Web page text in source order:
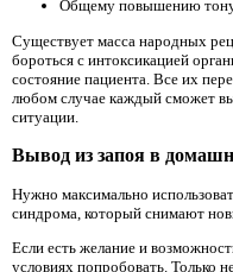
Общему повышению
Существует масса народных
бороться с интоксикацией
состояние пациента. Все их
любом случае каждый сможет
ситуации.
Вывод из запоя в
Нужно максимально
синдрома, который снимают
Если есть желание и
условиях попробовать. Только